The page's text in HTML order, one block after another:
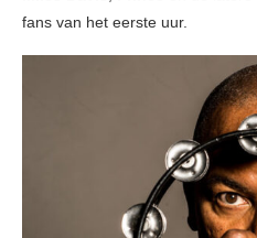
fans van het eerste uur.